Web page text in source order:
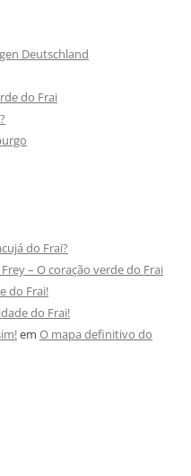
Deutschland
do Frai
do Frai?
– O coração verde do Frai
do Frai!
do Frai!
em O mapa definitivo do